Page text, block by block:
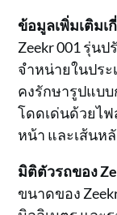
ข้อมูลเพิ่มเติมเ
Zeekr 001 รุ่น
จำหน่ายในประ
คงรักษารูปแบบ
โดดเด่นด้วยไ
หน้า และเส้นห
มิติตัวรถของ
ขนาดของ